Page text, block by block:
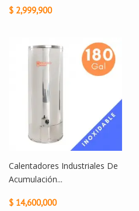
$ 2,999,900
Calentadores Industriales De
Acumulación...
$ 14,600,000